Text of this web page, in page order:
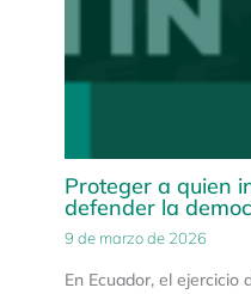
Proteger a quien
defender la
9 de marzo de 2026
En Ecuador, el ejercicio